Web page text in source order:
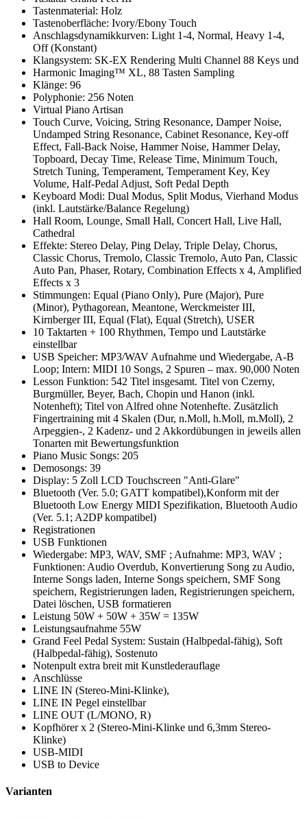
Tastenmaterial: Holz
Tastenoberfläche: Ivory/Ebony Touch
Anschlagsdynamikkurven: Light 1-4, Normal, Heavy 1-4,
Off (Konstant)
Klangsystem: SK-EX Rendering Multi Channel 88 Keys und
Harmonic Imaging™ XL, 88 Tasten Sampling
Klänge: 96
Polyphonie: 256 Noten
Virtual Piano Artisan
Touch Curve, Voicing, String Resonance, Damper Noise,
Undamped String Resonance, Cabinet Resonance, Key-off
Effect, Fall-Back Noise, Hammer Noise, Hammer Delay,
Topboard, Decay Time, Release Time, Minimum Touch,
Stretch Tuning, Temperament, Temperament Key, Key
Volume, Half-Pedal Adjust, Soft Pedal Depth
Keyboard Modi: Dual Modus, Split Modus, Vierhand Modus
(inkl. Lautstärke/Balance Regelung)
Hall Room, Lounge, Small Hall, Concert Hall, Live Hall,
Cathedral
Effekte: Stereo Delay, Ping Delay, Triple Delay, Chorus,
Classic Chorus, Tremolo, Classic Tremolo, Auto Pan, Classic
Auto Pan, Phaser, Rotary, Combination Effects x 4, Amplified
Effects x 3
Stimmungen: Equal (Piano Only), Pure (Major), Pure
(Minor), Pythagorean, Meantone, Werckmeister III,
Kirnberger III, Equal (Flat), Equal (Stretch), USER
10 Taktarten + 100 Rhythmen, Tempo und Lautstärke
einstellbar
USB Speicher: MP3/WAV Aufnahme und Wiedergabe, A-B
Loop; Intern: MIDI 10 Songs, 2 Spuren – max. 90,000 Noten
Lesson Funktion: 542 Titel insgesamt. Titel von Czerny,
Burgmüller, Beyer, Bach, Chopin und Hanon (inkl.
Notenheft); Titel von Alfred ohne Notenhefte. Zusätzlich
Fingertraining mit 4 Skalen (Dur, n.Moll, h.Moll, m.Moll), 2
Arpeggien-, 2 Kadenz- und 2 Akkordübungen in jeweils allen
Tonarten mit Bewertungsfunktion
Piano Music Songs: 205
Demosongs: 39
Display: 5 Zoll LCD Touchscreen "Anti-Glare"
Bluetooth (Ver. 5.0; GATT kompatibel),Konform mit der
Bluetooth Low Energy MIDI Spezifikation, Bluetooth Audio
(Ver. 5.1; A2DP kompatibel)
Registrationen
USB Funktionen
Wiedergabe: MP3, WAV, SMF ; Aufnahme: MP3, WAV ;
Funktionen: Audio Overdub, Konvertierung Song zu Audio,
Interne Songs laden, Interne Songs speichern, SMF Song
speichern, Registrierungen laden, Registrierungen speichern,
Datei löschen, USB formatieren
Leistung 50W + 50W + 35W = 135W
Leistungsaufnahme 55W
Grand Feel Pedal System: Sustain (Halbpedal-fähig), Soft
(Halbpedal-fähig), Sostenuto
Notenpult extra breit mit Kunstlederauflage
Anschlüsse
LINE IN (Stereo-Mini-Klinke),
LINE IN Pegel einstellbar
LINE OUT (L/MONO, R)
Kopfhörer x 2 (Stereo-Mini-Klinke und 6,3mm Stereo-
Klinke)
USB-MIDI
USB to Device
Varianten